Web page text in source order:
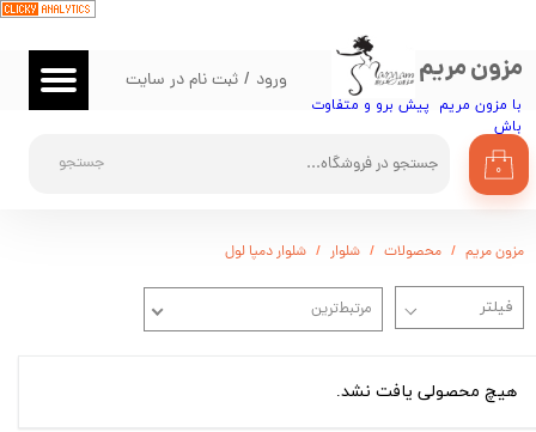
مزون مریم
با مزون مریم پیش برو و متفاوت
باش​​​​​​​
جستجو ۰
ورود / ثبت نام در سایت
حساب کاربری من
تغییر گذر واژه
سفارشات
مزون مریم محصولات شلوار شلوار دمپا لول
مرتبط‌ترین
هیچ محصولی یافت نشد.